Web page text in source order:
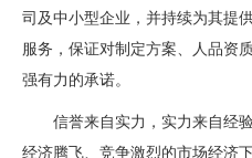
司及中小型企业，并持续为其提
服务，保证对制定方案、人品资
强有力的承诺。
信誉来自实力，实力来自经
经济腾飞、竞争激烈的市场经济